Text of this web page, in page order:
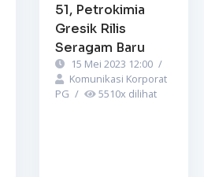
51, Petrokimia
Gresik Rilis
Seragam Baru
15 Mei 2023 12:00 /
Komunikasi Korporat
PG / 5510x dilihat